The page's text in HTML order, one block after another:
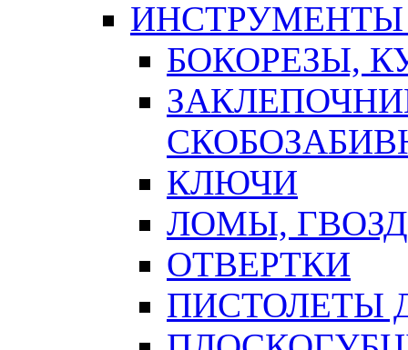
БОКОРЕЗЫ,
КЛЮЧИ
ЛОМЫ,
ОТВЕРТКИ
ПИСТОЛЕТЫ